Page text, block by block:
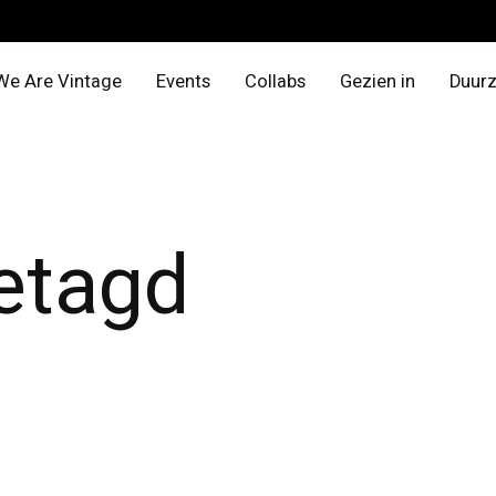
Are Vintage Events Collabs Gezien in